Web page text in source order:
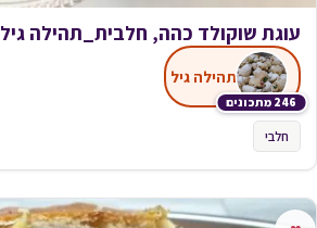
עוגת שוקולד כהה, חלבית_תהילה גיל
246 מתכונים
תהילה גיל
חלבי